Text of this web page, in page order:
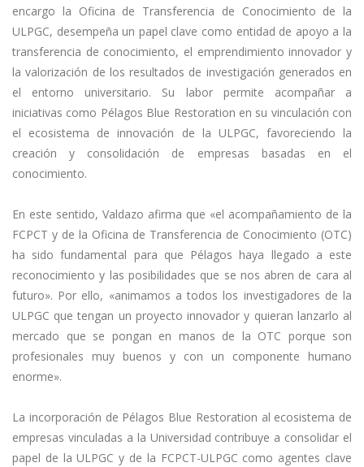
encargo la Oficina de Transferencia de Conocimiento de la
ULPGC, desempeña un papel clave como entidad de apoyo a la
transferencia de conocimiento, el emprendimiento innovador y
la valorización de los resultados de investigación generados en
el entorno universitario. Su labor permite acompañar a
iniciativas como Pélagos Blue Restoration en su vinculación con
el ecosistema de innovación de la ULPGC, favoreciendo la
creación y consolidación de empresas basadas en el
conocimiento.
En este sentido, Valdazo afirma que «el acompañamiento de la
FCPCT y de la Oficina de Transferencia de Conocimiento (OTC)
ha sido fundamental para que Pélagos haya llegado a este
reconocimiento y las posibilidades que se nos abren de cara al
futuro». Por ello, «animamos a todos los investigadores de la
ULPGC que tengan un proyecto innovador y quieran lanzarlo al
mercado que se pongan en manos de la OTC porque son
profesionales muy buenos y con un componente humano
enorme».
La incorporación de Pélagos Blue Restoration al ecosistema de
empresas vinculadas a la Universidad contribuye a consolidar el
papel de la ULPGC y de la FCPCT-ULPGC como agentes clave